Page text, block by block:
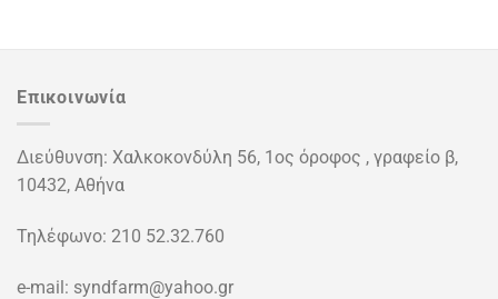
Επικοινωνία
Διεύθυνση: Χαλκοκονδύλη 56, 1ος όροφος , γραφείο β,
10432, Αθήνα
Τηλέφωνο: 210 52.32.760
e-mail: syndfarm@yahoo.gr